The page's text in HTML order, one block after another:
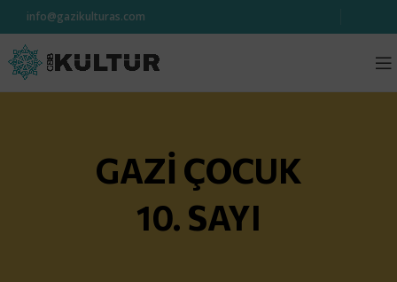
info@gazikulturas.com
GAZİ ÇOCUK
10. SAYI